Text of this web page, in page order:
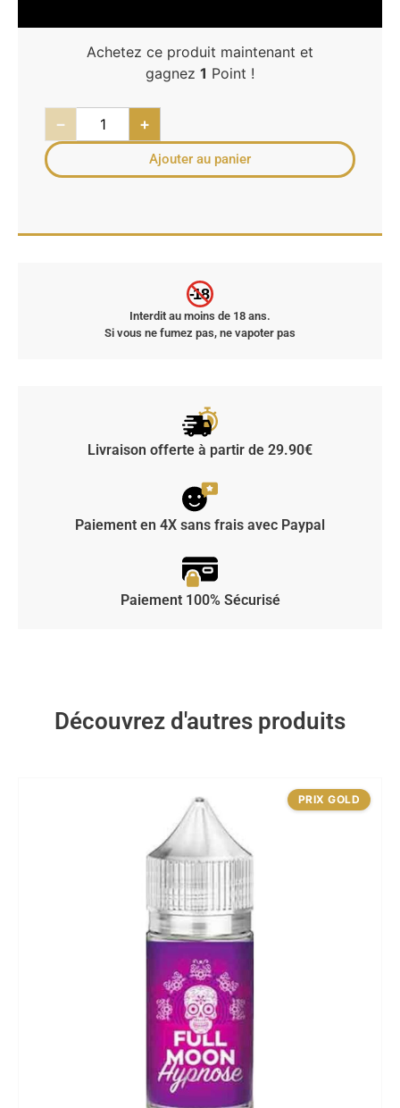
Achetez ce produit maintenant et
gagnez 1 Point !
− +
Ajouter au panier
-18
Interdit au moins de 18 ans.
Si vous ne fumez pas, ne vapoter pas
Livraison offerte à partir de 29.90€
Paiement en 4X sans frais avec Paypal
Paiement 100% Sécurisé
Découvrez d'autres produits
PRIX GOLD